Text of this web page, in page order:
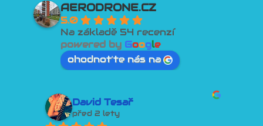
AERODRONE.CZ
5.0
Na základě 54 recenzí
powered by Google
ohodnoťte nás na
David Tesař
před 2 lety